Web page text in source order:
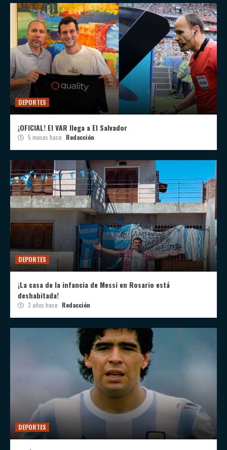
DEPORTES
¡OFICIAL! El VAR llega a El Salvador
5 meses hace Redacción
DEPORTES
¡La casa de la infancia de Messi en Rosario está
deshabitada!
3 años hace Redacción
DEPORTES